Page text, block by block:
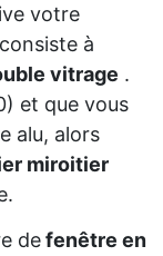
votre
à
vitrage .
et que vous
alu, alors
miroitier
defenêtre en